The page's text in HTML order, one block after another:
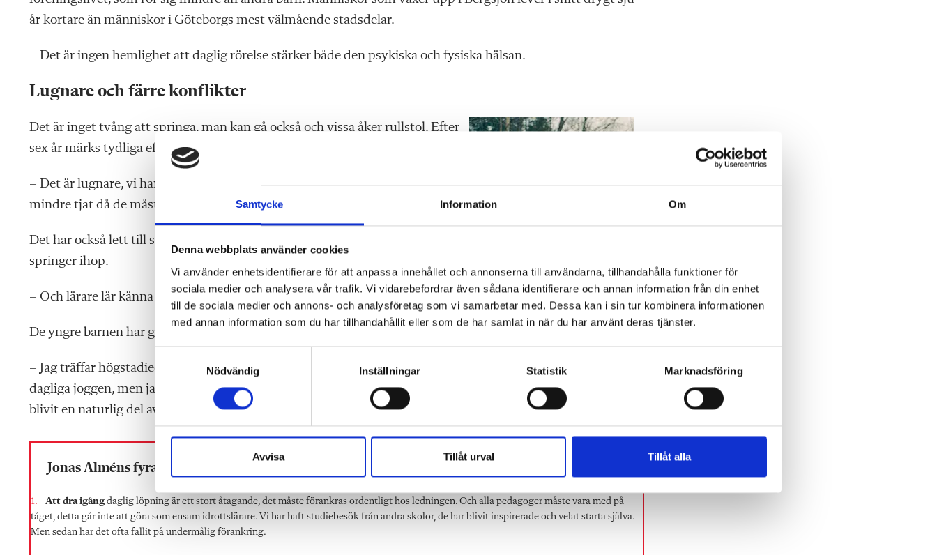
Samtycke Information Om
Denna webbplats använder cookies
Vi använder enhetsidentifierare för att anpassa innehållet och annonserna till användarna, tillhandahålla funktioner för
sociala medier och analysera vår trafik. Vi vidarebefordrar även sådana identifierare och annan information från din enhet
till de sociala medier och annons- och analysföretag som vi samarbetar med. Dessa kan i sin tur kombinera informationen
med annan information som du har tillhandahållit eller som de har samlat in när du har använt deras tjänster.
a
m
t
e
s
v
a
l
Nödvändig Inställningar Statistik Marknadsföring
Avvisa Tillåt urval Tillåt alla
år kortare än människor i Göteborgs mest välmående stadsdelar.
– Det är ingen hemlighet att daglig rörelse stärker både den psykiska och fysiska hälsan.
Lugnare och färre konflikter
”Det här är en stor satsning
som förutsätter att du först
får med dig hela
skolledningen”, säger Jonas
Det är inget tvång att springa, man kan gå också och vissa åker rullstol. Efter
sex år märks tydliga effekter på skolan:
– Det är lugnare, vi har färre konflikter. När barn ska på utflykt blir det
mindre tjat då de måste gå en bit, sådant är de redan vana vid.
Det har också lett till starkare sammanhållning när elever i olika åldrar
springer ihop.
– Och lärare lär känna nya elever när de själva springer med.
De yngre barnen har genom åren varit mer entusiastiska än de äldre.
– Jag träffar högstadieelever som tycker att det är skönt att slippa den
dagliga joggen, men jag träffar också elever som saknar joggen. Den hade
blivit en naturlig del av deras skoldag.
Jonas Alméns fyra tips:
Att dra igångdaglig löpning är ett stort åtagande, det måste förankras ordentligt hos ledningen. Och alla pedagoger måste vara med på
tåget, detta går inte att göra som ensam idrottslärare. Vi har haft studiebesök från andra skolor, de har blivit inspirerade och velat starta själva.
Men sedan har det ofta fallit på undermålig förankring.